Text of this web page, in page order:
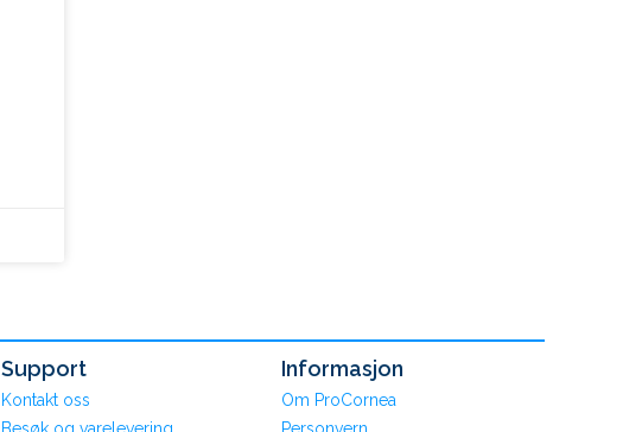
Support
Kontakt oss
Informasjon
Om ProCornea